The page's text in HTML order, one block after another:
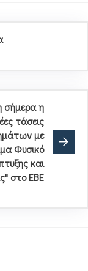
σήμερα η
τάσεις
με
Φυσικό
και
στο EBE